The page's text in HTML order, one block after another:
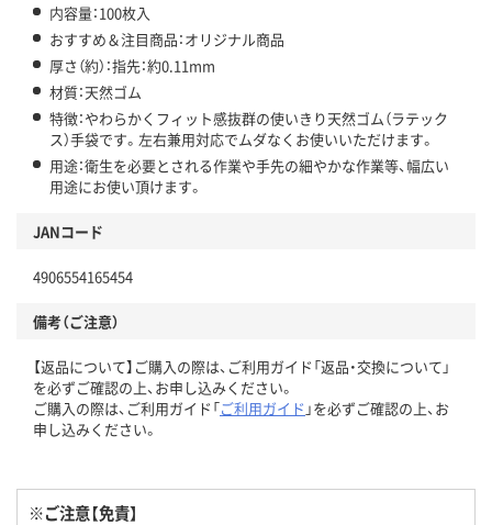
内容量：100枚入
おすすめ＆注目商品：オリジナル商品
厚さ（約）：指先：約0.11mm
材質：天然ゴム
特徴：やわらかくフィット感抜群の使いきり天然ゴム（ラテック
ス）手袋です。左右兼用対応でムダなくお使いいただけます。
用途：衛生を必要とされる作業や手先の細やかな作業等、幅広い
用途にお使い頂けます。
JANコード
4906554165454
備考（ご注意）
【返品について】ご購入の際は、ご利用ガイド「返品・交換について」
を必ずご確認の上、お申し込みください。
ご購入の際は、ご利用ガイド「ご利用ガイド 」を必ずご確認の上、お
申し込みください。
※ご注意【免責】